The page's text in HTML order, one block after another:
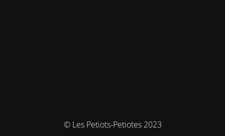
© Les Petiots-Petiotes 2023